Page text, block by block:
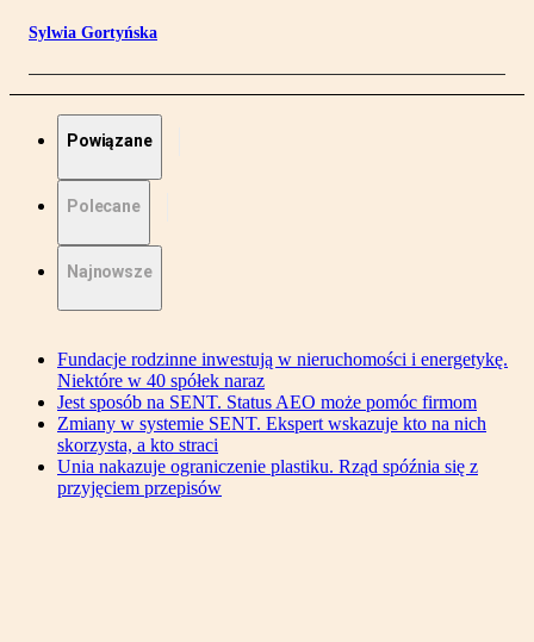
Sylwia Gortyńska
Powiązane
Polecane
Najnowsze
Fundacje rodzinne inwestują w nieruchomości i energetykę.
Niektóre w 40 spółek naraz
Jest sposób na SENT. Status AEO może pomóc firmom
Zmiany w systemie SENT. Ekspert wskazuje kto na nich
skorzysta, a kto straci
Unia nakazuje ograniczenie plastiku. Rząd spóźnia się z
przyjęciem przepisów